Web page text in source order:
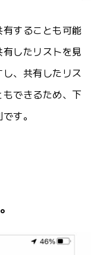
することも可能
したリストを見
、共有したリス
できるため、下
す。